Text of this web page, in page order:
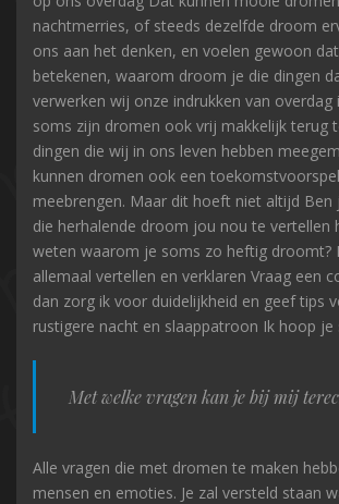
nachtmerries, of steeds dezelfde droom
ons aan het denken, en voelen gewoon
betekenen, waarom droom je die dingen
verwerken wij onze indrukken van overdag
soms zijn dromen ook vrij makkelijk terug
dingen die wij in ons leven hebben
kunnen dromen ook een
meebrengen. Maar dit hoeft niet altijd Ben
die herhalende droom jou nou te vertellen
weten waarom je soms zo heftig droomt?
allemaal vertellen en verklaren Vraag een
dan zorg ik voor duidelijkheid en geef tips
rustigere nacht en slaappatroon Ik hoop je
Met welke vragen kan je bij mij
Alle vragen die met dromen te maken
mensen en emoties. Je zal versteld staan